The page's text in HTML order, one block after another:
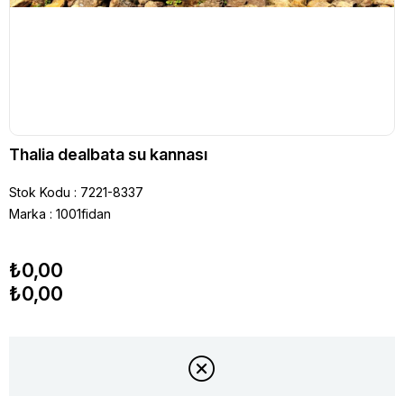
Thalia dealbata su kannası
Stok Kodu
7221-8337
Marka : 1001fidan
₺0,00
₺0,00